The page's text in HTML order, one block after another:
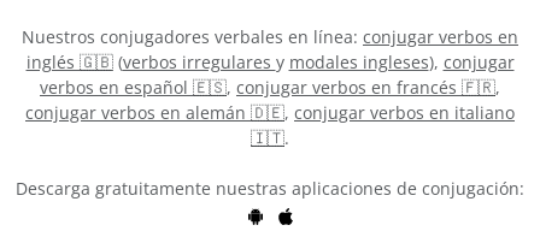
Nuestros conjugadores verbales en línea: conjugar verbos en
inglés 🇬🇧(verbos irregulares y modales ingleses), conjugar
verbos en español 🇪🇸, conjugar verbos en francés 🇫🇷,
conjugar verbos en alemán 🇩🇪, conjugar verbos en italiano
🇮🇹.
Descarga gratuitamente nuestras aplicaciones de conjugación: